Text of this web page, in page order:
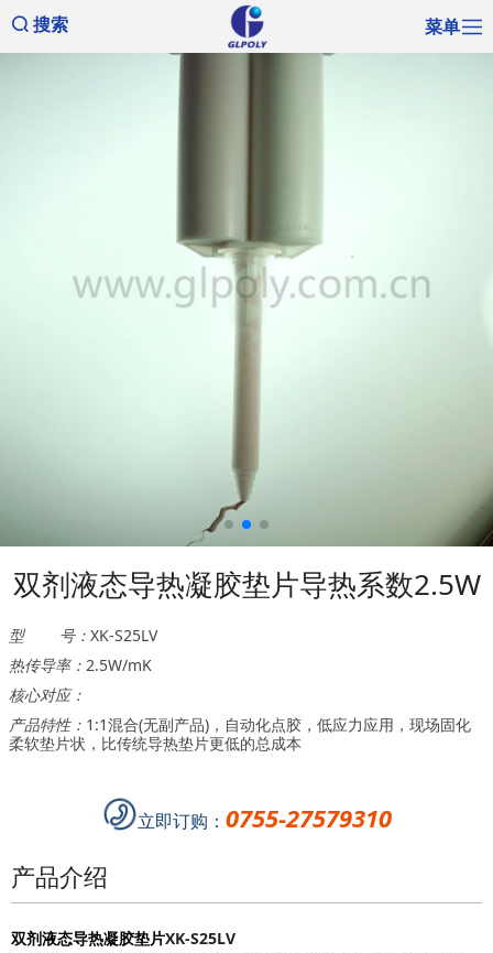
搜索 菜单
双剂液态导热凝胶垫片导热系数2.5W
型 号： XK-S25LV
热传导率： 2.5W/mK
核心对应：
产品特性： 1:1混合(无副产品)，自动化点胶，低应力应用，现场固化
柔软垫片状，比传统导热垫片更低的总成本
立即订购： 0755-27579310
产品介绍
双剂液态导热凝胶垫片XK-S25LV